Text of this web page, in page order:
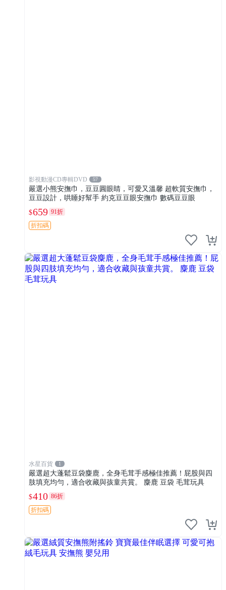
影視動漫CD專輯DVD 57
嚴選小熊安撫巾，豆豆圓眼睛，可愛又溫馨 超軟質安撫巾，
豆豆設計，哄睡好幫手 約克豆豆眼安撫巾 數碼豆豆眼
$659 91折
折扣碼
水星百貨 1
嚴選超大蓬鬆豆袋麋鹿，全身毛茸手感極佳推薦！屁股與四
肢填充均勻，適合收藏與孩童共賞。 麋鹿 豆袋 毛茸玩具
$410 86折
折扣碼